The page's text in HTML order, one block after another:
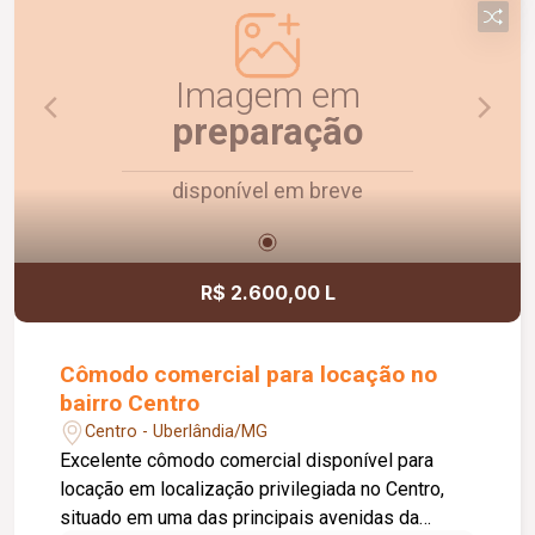
Agende uma visita e conheça!
Imagem em
preparação
disponível em breve
R$ 2.600,00 L
Cômodo comercial para locação no
bairro Centro
Centro - Uberlândia/MG
Excelente cômodo comercial disponível para
locação em localização privilegiada no Centro,
situado em uma das principais avenidas da